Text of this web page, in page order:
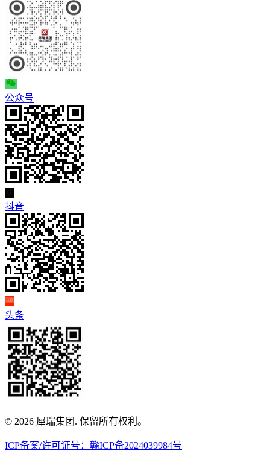
公众号
抖音
头条
© 2026 犀瑞集团. 保留所有权利。
ICP备案/许可证号：赣ICP备2024039984号